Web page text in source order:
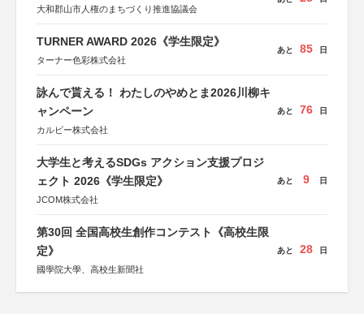
大和郡山市人権のまちづくり推進協議会
TURNER AWARD 2026《学生限定》
ターナー色彩株式会社
あと 85 日
詠んで貰える！ わたしのやめとま2026川柳キ
ャンペーン
カルビー株式会社
あと 76 日
大学生と考えるSDGs アクション支援プロジ
ェクト 2026《学生限定》
JCOM株式会社
あと 9 日
第30回 全国高校生創作コンテスト《高校生限
定》
國學院大學、高校生新聞社
あと 28 日